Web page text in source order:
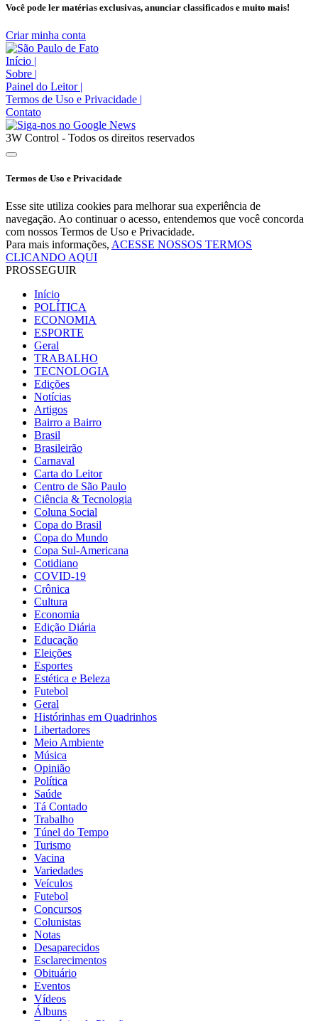
Você pode ler matérias exclusivas, anunciar classificados e muito mais!
Criar minha conta
Início |
Sobre |
Painel do Leitor |
Termos de Uso e Privacidade |
Contato
3W Control - Todos os direitos reservados
Termos de Uso e Privacidade
Esse site utiliza cookies para melhorar sua experiência de
navegação. Ao continuar o acesso, entendemos que você concorda
com nossos Termos de Uso e Privacidade.
Para mais informações, ACESSE NOSSOS TERMOS
CLICANDO AQUI
PROSSEGUIR
Início
POLÍTICA
ECONOMIA
ESPORTE
Geral
TRABALHO
TECNOLOGIA
Edições
Notícias
Artigos
Bairro a Bairro
Brasil
Brasileirão
Carnaval
Carta do Leitor
Centro de São Paulo
Ciência & Tecnologia
Coluna Social
Copa do Brasil
Copa do Mundo
Copa Sul-Americana
Cotidiano
COVID-19
Crônica
Cultura
Economia
Edição Diária
Educação
Eleições
Esportes
Estética e Beleza
Futebol
Geral
Histórinhas em Quadrinhos
Libertadores
Meio Ambiente
Música
Opinião
Política
Saúde
Tá Contado
Trabalho
Túnel do Tempo
Turismo
Vacina
Variedades
Veículos
Futebol
Concursos
Colunistas
Notas
Desaparecidos
Esclarecimentos
Obituário
Eventos
Vídeos
Álbuns